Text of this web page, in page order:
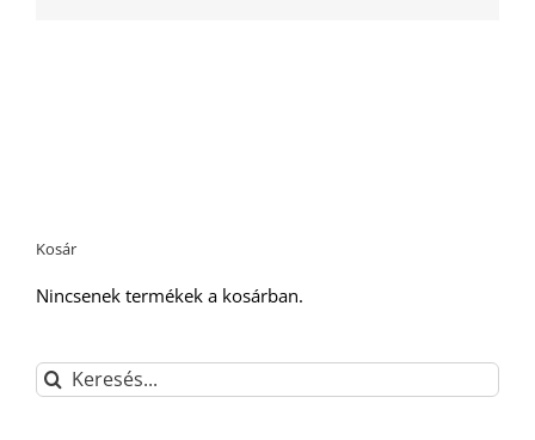
Kosár
Nincsenek termékek a kosárban.
Keresés...